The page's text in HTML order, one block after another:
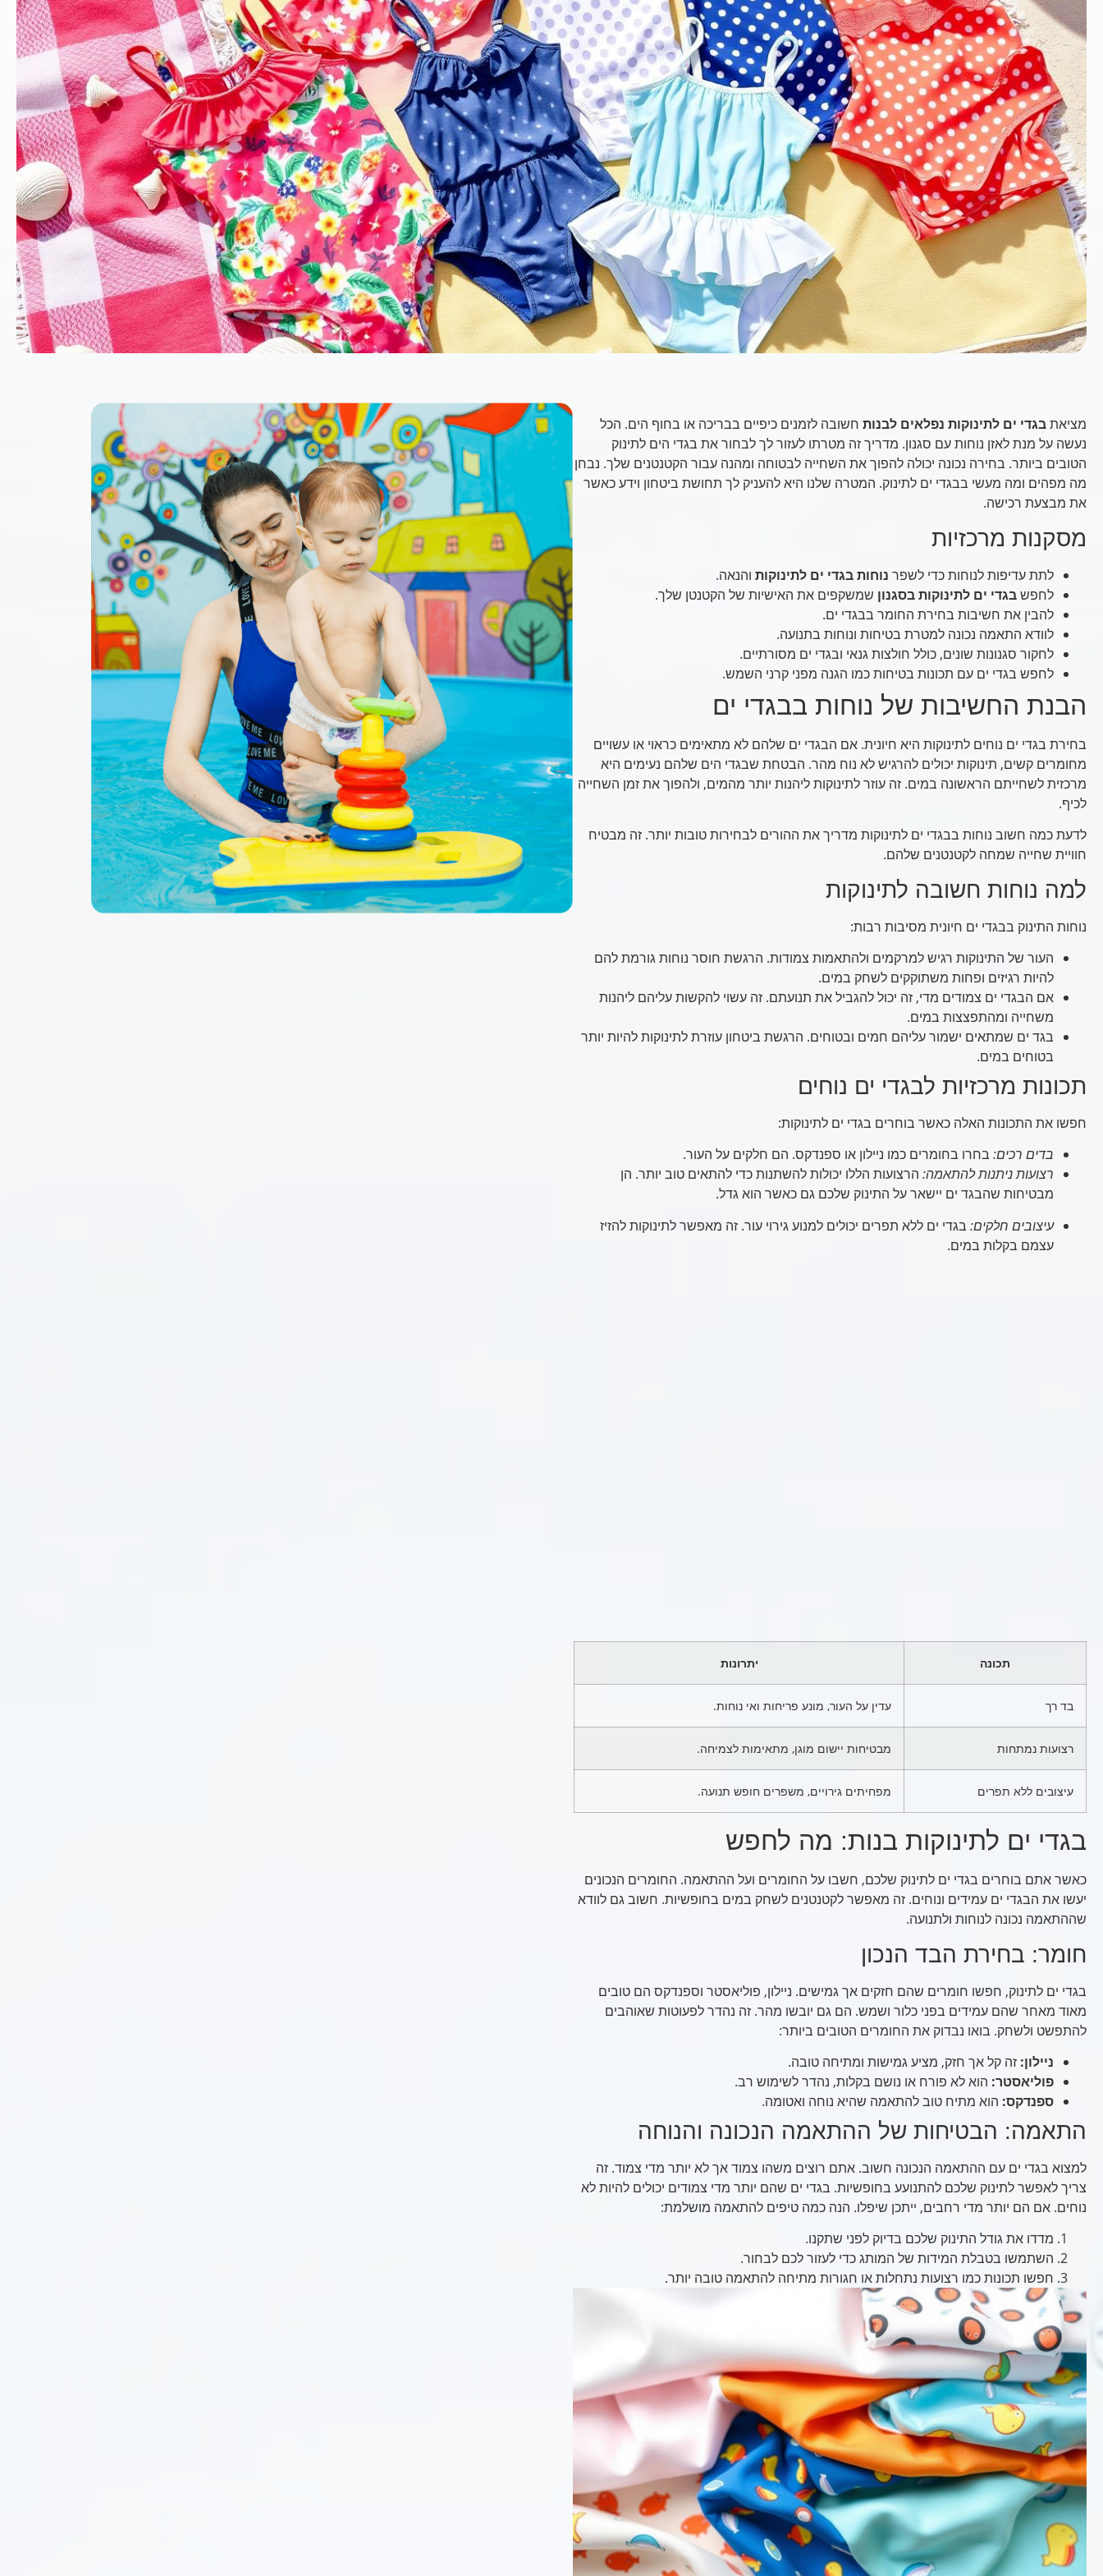
מציאתבגדי ים לתינוקות נפלאים לבנות חשובה לזמנים כיפיים בבריכה או בחוף הים. הכל
נעשה על מנת לאזן נוחות עם סגנון. מדריך זה מטרתו לעזור לך לבחור את בגדי הים לתינוק
הטובים ביותר. בחירה נכונה יכולה להפוך את השחייה לבטוחה ומהנה עבור הקטנטנים שלך. נבחן
מה מפהים ומה מעשי בבגדי ים לתינוק. המטרה שלנו היא להעניק לך תחושת ביטחון וידע כאשר
את מבצעת רכישה.
מסקנות מרכזיות
לתת עדיפות לנוחות כדי לשפר נוחות בגדי ים לתינוקות והנאה.
לחפשבגדי ים לתינוקות בסגנון שמשקפים את האישיות של הקטנטן שלך.
להבין את חשיבות בחירת החומר בבגדי ים.
לוודא התאמה נכונה למטרת בטיחות ונוחות בתנועה.
לחקור סגנונות שונים, כולל חולצות גנאי ובגדי ים מסורתיים.
לחפש בגדי ים עם תכונות בטיחות כמו הגנה מפני קרני השמש.
הבנת החשיבות של נוחות בבגדי ים
בחירת בגדי ים נוחים לתינוקות היא חיונית. אם הבגדי ים שלהם לא מתאימים כראוי או עשויים
מחומרים קשים, תינוקות יכולים להרגיש לא נוח מהר. הבטחת שבגדי הים שלהם נעימים היא
מרכזית לשחייתם הראשונה במים. זה עוזר לתינוקות ליהנות יותר מהמים, ולהפוך את זמן השחייה
לכיף.
לדעת כמה חשוב נוחות בבגדי ים לתינוקות מדריך את ההורים לבחירות טובות יותר. זה מבטיח
חוויית שחייה שמחה לקטנטנים שלהם.
למה נוחות חשובה לתינוקות
נוחות התינוק בבגדי ים חיונית מסיבות רבות:
העור של התינוקות רגיש למרקמים ולהתאמות צמודות. הרגשת חוסר נוחות גורמת להם
להיות רגיזים ופחות משתוקקים לשחק במים.
אם הבגדי ים צמודים מדי, זה יכול להגביל את תנועתם. זה עשוי להקשות עליהם ליהנות
משחייה ומהתפצצות במים.
בגד ים שמתאים ישמור עליהם חמים ובטוחים. הרגשת ביטחון עוזרת לתינוקות להיות יותר
בטוחים במים.
תכונות מרכזיות לבגדי ים נוחים
חפשו את התכונות האלה כאשר בוחרים בגדי ים לתינוקות:
בדים רכים: בחרו בחומרים כמו ניילון או ספנדקס. הם חלקים על העור.
רצועות ניתנות להתאמה: הרצועות הללו יכולות להשתנות כדי להתאים טוב יותר. הן
מבטיחות שהבגד ים יישאר על התינוק שלכם גם כאשר הוא גדל.
עיצובים חלקים: בגדי ים ללא תפרים יכולים למנוע גירוי עור. זה מאפשר לתינוקות להזיז
עצמם בקלות במים.
תכונה יתרונות
בד רך עדין על העור, מונע פריחות ואי נוחות.
רצועות נמתחות מבטיחות יישום מוגן, מתאימות לצמיחה.
עיצובים ללא תפרים מפחיתים גירויים, משפרים חופש תנועה.
בגדי ים לתינוקות בנות: מה לחפש
כאשר אתם בוחרים בגדי ים לתינוק שלכם, חשבו על החומרים ועל ההתאמה. החומרים הנכונים
יעשו את הבגדי ים עמידים ונוחים. זה מאפשר לקטנטנים לשחק במים בחופשיות. חשוב גם לוודא
שההתאמה נכונה לנוחות ולתנועה.
חומר: בחירת הבד הנכון
בגדי ים לתינוק, חפשו חומרים שהם חזקים אך גמישים. ניילון, פוליאסטר וספנדקס הם טובים
מאוד מאחר שהם עמידים בפני כלור ושמש. הם גם יובשו מהר. זה נהדר לפעוטות שאוהבים
להתפשט ולשחק. בואו נבדוק את החומרים הטובים ביותר:
ניילון: זה קל אך חזק, מציע גמישות ומתיחה טובה.
פוליאסטר: הוא לא פורח או נושם בקלות, נהדר לשימוש רב.
ספנדקס: הוא מתיח טוב להתאמה שהיא נוחה ואטומה.
התאמה: הבטיחות של ההתאמה הנכונה והנוחה
למצוא בגדי ים עם ההתאמה הנכונה חשוב. אתם רוצים משהו צמוד אך לא יותר מדי צמוד. זה
צריך לאפשר לתינוק שלכם להתנועע בחופשיות. בגדי ים שהם יותר מדי צמודים יכולים להיות לא
נוחים. אם הם יותר מדי רחבים, ייתכן שיפלו. הנה כמה טיפים להתאמה מושלמת:
מדדו את גודל התינוק שלכם בדיוק לפני שתקנו.
השתמשו בטבלת המידות של המותג כדי לעזור לכם לבחור.
חפשו תכונות כמו רצועות נתחלות או חגורות מתיחה להתאמה טובה יותר.